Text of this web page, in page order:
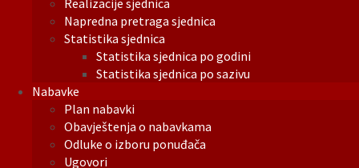
Realizacije sjednica
Napredna pretraga sjednica
Statistika sjednica
Statistika sjednica po godini
Statistika sjednica po sazivu
Nabavke
Plan nabavki
Obavještenja o nabavkama
Odluke o izboru ponuđača
Ugovori